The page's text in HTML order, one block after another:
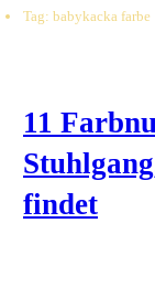
Tag: babykacka farbe
11
findet